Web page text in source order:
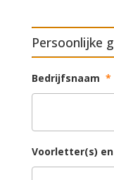
Persoonlijke
Bedrijfsnaam *
Voorletter(s)